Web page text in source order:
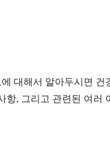
대해서 알아두시면 건
항, 그리고 관련된 여러